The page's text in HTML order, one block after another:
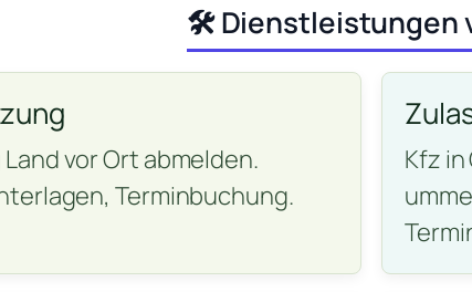
🛠️ Dienstleistungen
vor Ort abmelden.
Terminbuchung.
Kfz